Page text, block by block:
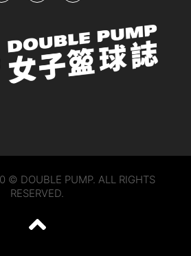
© DOUBLE PUMP. ALL RIGHTS
RESERVED.